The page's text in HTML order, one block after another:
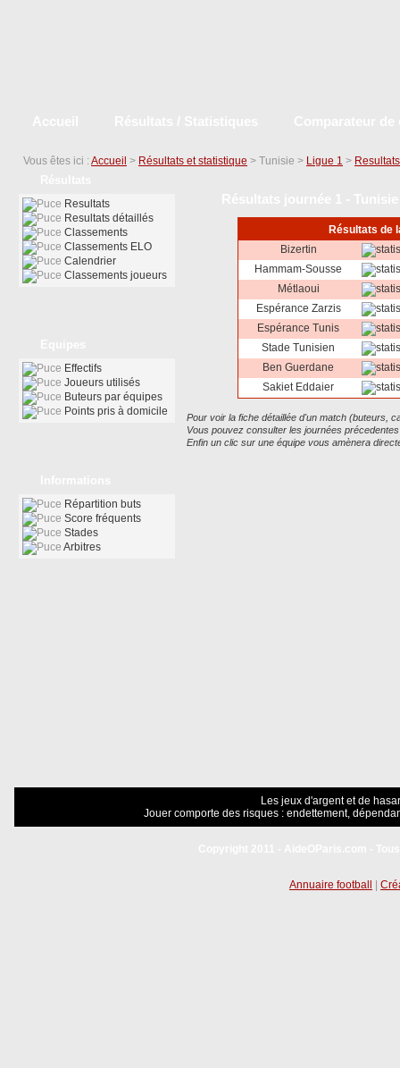
Vous êtes ici : Accueil > Résultats et statistique > Tunisie > Ligue 1 > Resultats
Résultats de
Bizertin
Hammam-Sousse
Métlaoui
Espérance Zarzis
Espérance Tunis
Stade Tunisien
Ben Guerdane
Sakiet Eddaier
Pour voir la fiche détaillée d'un match (buteurs,
Vous pouvez consulter les journées
Enfin un clic sur une équipe vous amènera
Resultats
Resultats détaillés
Classements
Classements ELO
Calendrier
Classements joueurs
Effectifs
Joueurs utilisés
Buteurs par équipes
Points pris à domicile
Répartition buts
Score fréquents
Stades
Arbitres
Les jeux d'argent et de
Jouer comporte des risques : endettement,
Annuaire football